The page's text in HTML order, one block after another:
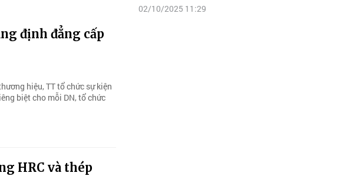
02/10/2025 11:29
định đẳng cấp
hiệu, TT tổ chức sự kiện
biệt cho mỗi DN, tổ chức
HRC và thép